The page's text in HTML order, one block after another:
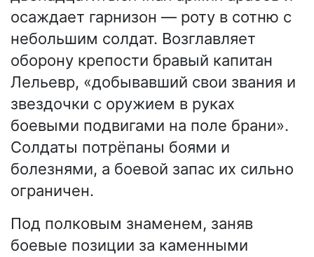
осаждает гарнизон — роту в сотню с
небольшим солдат. Возглавляет
оборону крепости бравый капитан
Лельевр, «добывавший свои звания и
звездочки с оружием в руках
боевыми подвигами на поле брани».
Солдаты потрёпаны боями и
болезнями, а боевой запас их сильно
ограничен.
Под полковым знаменем, заняв
боевые позиции за каменными